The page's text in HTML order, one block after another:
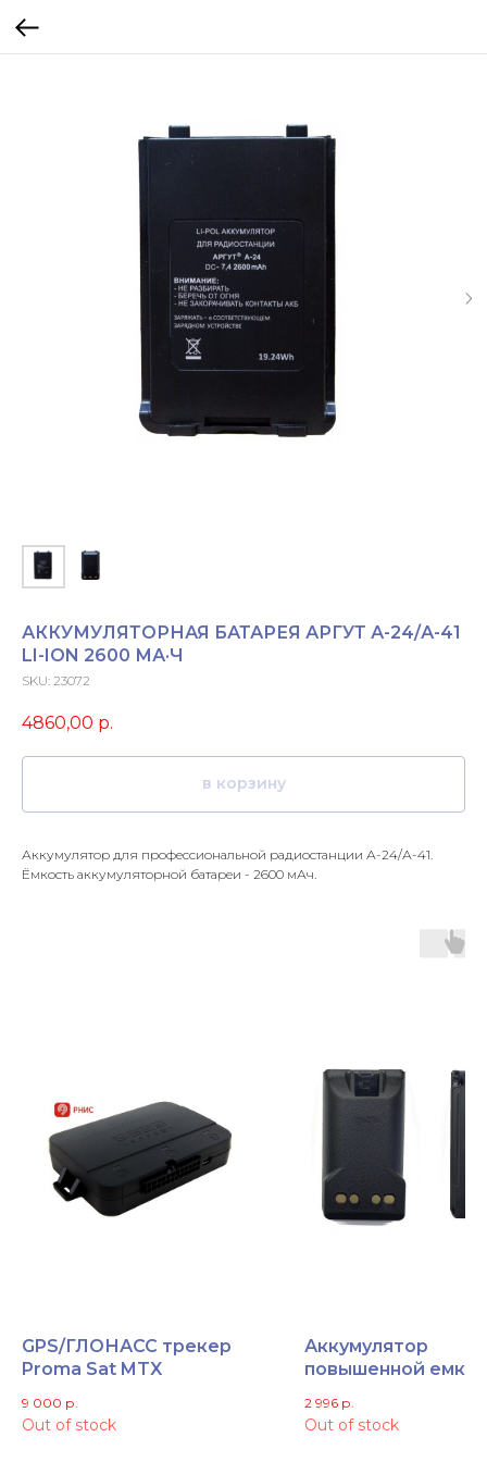
АККУМУЛЯТОРНАЯ БАТАРЕЯ АРГУТ А-24/А-41
LI-ION 2600 МА·Ч
SKU: 23072
4860,00 р.
в корзину
Аккумулятор для профессиональной радиостанции А-24/А-41.
Ёмкость аккумуляторной батареи - 2600 мАч.
GPS/ГЛОНАСС трекер
Proma Sat MTX
9 000 р.
Out of stock
Аккумулятор
повышенной
Vertex FNB-V134Li-
2 996 р.
Out of stock